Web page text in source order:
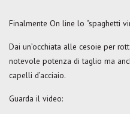
Finalmente On line lo “spaghetti
Dai un’occhiata alle cesoie per
notevole potenza di taglio ma
capelli d’acciaio.
Guarda il video: